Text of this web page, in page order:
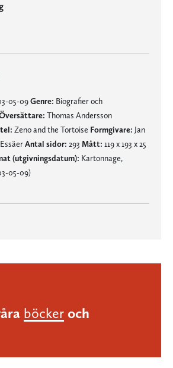
05-09Genre: Biografier och
Thomas Andersson
Zeno and the Tortoise Formgivare: Jan
EssäerAntal sidor: 293 Mått: 119 x 193 x 25
(utgivningsdatum): Kartonnage,
05-09)
böcker och